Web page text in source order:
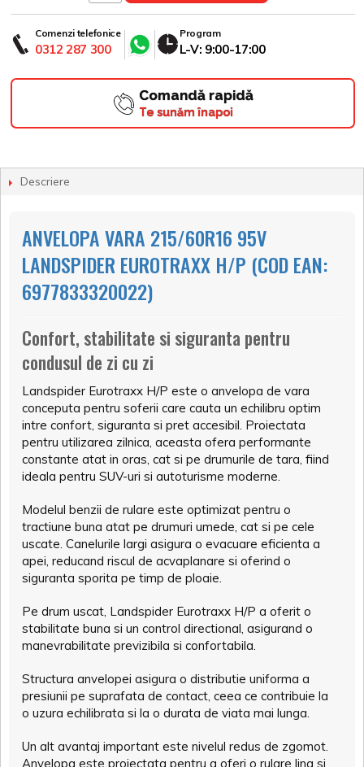
Comenzi telefonice
0312 287 300
Program
L-V: 9:00-17:00
Comandă rapidă
Te sunăm înapoi
Descriere
ANVELOPA VARA 215/60R16 95V
LANDSPIDER EUROTRAXX H/P (COD EAN:
6977833320022)
Confort, stabilitate si siguranta pentru
condusul de zi cu zi
Landspider Eurotraxx H/P este o anvelopa de vara
conceputa pentru soferii care cauta un echilibru optim
intre confort, siguranta si pret accesibil. Proiectata
pentru utilizarea zilnica, aceasta ofera performante
constante atat in oras, cat si pe drumurile de tara, fiind
ideala pentru SUV-uri si autoturisme moderne.
Modelul benzii de rulare este optimizat pentru o
tractiune buna atat pe drumuri umede, cat si pe cele
uscate. Canelurile largi asigura o evacuare eficienta a
apei, reducand riscul de acvaplanare si oferind o
siguranta sporita pe timp de ploaie.
Pe drum uscat, Landspider Eurotraxx H/P a oferit o
stabilitate buna si un control directional, asigurand o
manevrabilitate previzibila si confortabila.
Structura anvelopei asigura o distributie uniforma a
presiunii pe suprafata de contact, ceea ce contribuie la
o uzura echilibrata si la o durata de viata mai lunga.
Un alt avantaj important este nivelul redus de zgomot.
Anvelopa este proiectata pentru a oferi o rulare lina si